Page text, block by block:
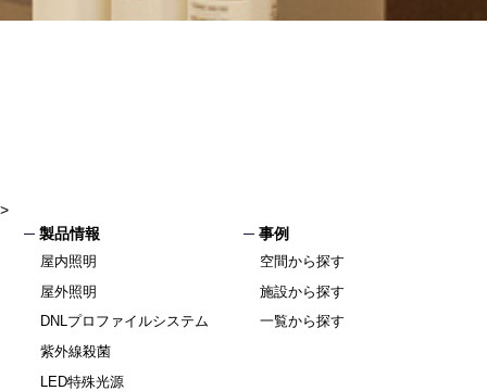
>
製品情報
屋内照明
屋外照明
DNLプロファイルシステム
紫外線殺菌
LED特殊光源
事例
空間から探す
施設から探す
一覧から探す